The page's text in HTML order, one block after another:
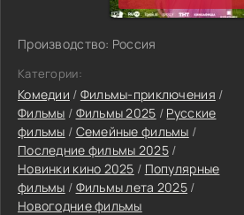
Производство: Россия
Категории:
Комедии / Фильмы-приключения /
Фильмы / Фильмы 2025 / Русские
фильмы / Семейные фильмы /
Последние фильмы 2025/
Новинки кино 2025 / Популярные
фильмы / Фильмы лета 2025 /
Новогодние фильмы